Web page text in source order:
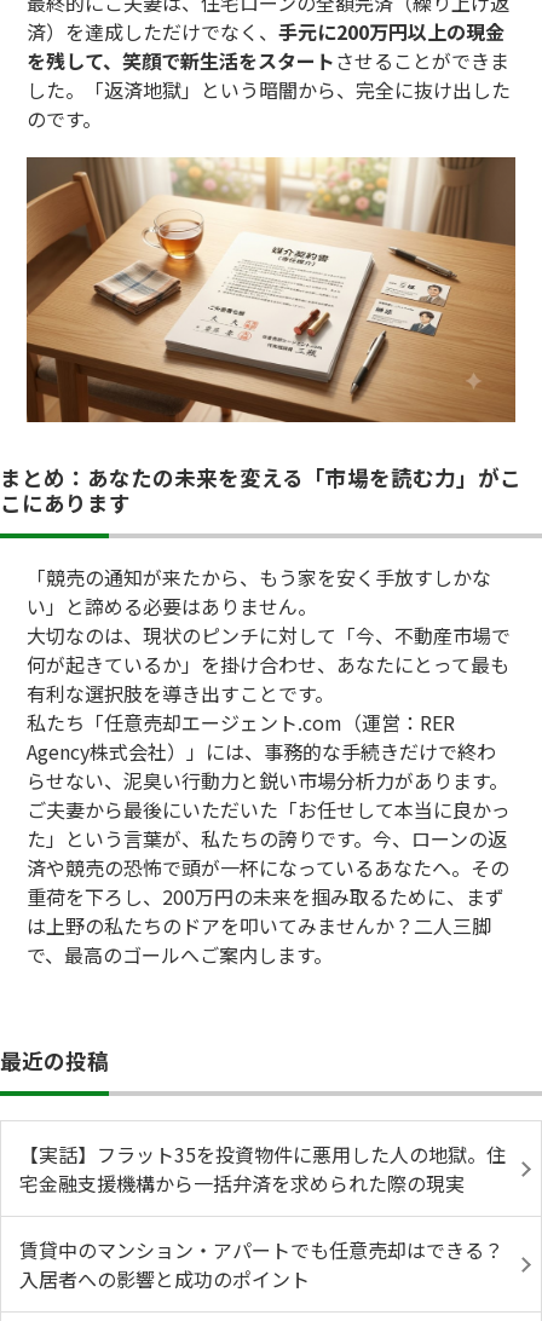
済）を達成しただけでなく、手元に200万円以上の現金
を残して、笑顔で新生活をスタートさせることができま
した。「返済地獄」という暗闇から、完全に抜け出した
のです。
まとめ：あなたの未来を変える「市場を読む力」がこ
こにあります
「競売の通知が来たから、もう家を安く手放すしかな
い」と諦める必要はありません。
大切なのは、現状のピンチに対して「今、不動産市場で
何が起きているか」を掛け合わせ、あなたにとって最も
有利な選択肢を導き出すことです。
私たち「任意売却エージェント.com（運営：RER
Agency株式会社）」には、事務的な手続きだけで終わ
らせない、泥臭い行動力と鋭い市場分析力があります。
ご夫妻から最後にいただいた「お任せして本当に良かっ
た」という言葉が、私たちの誇りです。今、ローンの返
済や競売の恐怖で頭が一杯になっているあなたへ。その
重荷を下ろし、200万円の未来を掴み取るために、まず
は上野の私たちのドアを叩いてみませんか？二人三脚
で、最高のゴールへご案内します。
最近の投稿
【実話】フラット35を投資物件に悪用した人の地獄。住
宅金融支援機構から一括弁済を求められた際の現実
賃貸中のマンション・アパートでも任意売却はできる？
入居者への影響と成功のポイント